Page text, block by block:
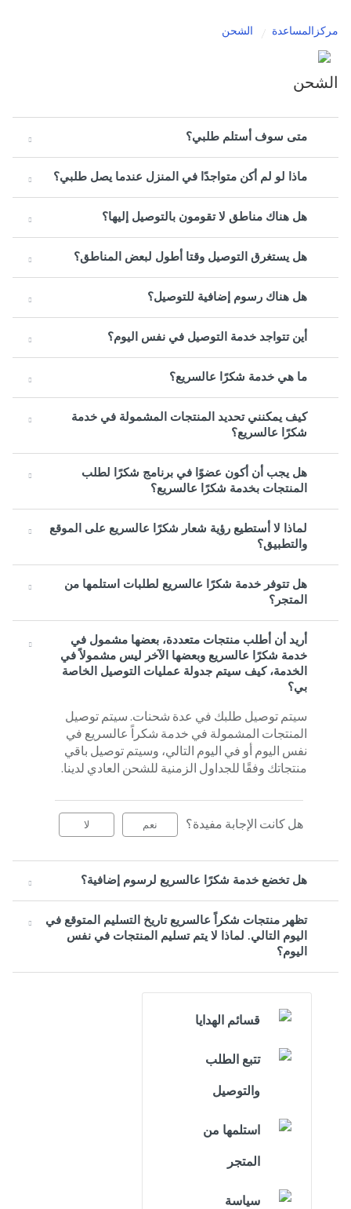
مركزالمساعدة الشحن
الشحن
متى سوف أستلم طلبي؟
ماذا لو لم أكن متواجدًا في المنزل عندما يصل طلبي؟
هل هناك مناطق لا تقومون بالتوصيل إليها؟
هل يستغرق التوصيل وقتا أطول لبعض المناطق؟
هل هناك رسوم إضافية للتوصيل؟
أين تتواجد خدمة التوصيل في نفس اليوم؟
ما هي خدمة شكرًا عالسريع؟
كيف يمكنني تحديد المنتجات المشمولة في خدمة
شكرًا عالسريع؟
هل يجب أن أكون عضوًا في برنامج شكرًا لطلب
المنتجات بخدمة شكرًا عالسريع؟
لماذا لا أستطيع رؤية شعار شكرًا عالسريع على الموقع
والتطبيق؟
هل تتوفر خدمة شكرًا عالسريع لطلبات استلمها من
المتجر؟
أريد أن أطلب منتجات متعددة، بعضها مشمول في
خدمة شكرًا عالسريع وبعضها الآخر ليس مشمولاً في
الخدمة، كيف سيتم جدولة عمليات التوصيل الخاصة
بي؟
سيتم توصيل طلبك في عدة شحنات. سيتم توصيل
المنتجات المشمولة في خدمة شكراً عالسريع في
نفس اليوم أو في اليوم التالي، وسيتم توصيل باقي
منتجاتك وفقًا للجداول الزمنية للشحن العادي لدينا.
هل كانت الإجابة مفيدة؟ نعم لا
هل تخضع خدمة شكرًا عالسريع لرسوم إضافية؟
تظهر منتجات شكراً عالسريع تاريخ التسليم المتوقع في
اليوم التالي. لماذا لا يتم تسليم المنتجات في نفس
اليوم؟
قسائم الهدايا
تتبع الطلب
والتوصيل
استلمها من
المتجر
سياسة